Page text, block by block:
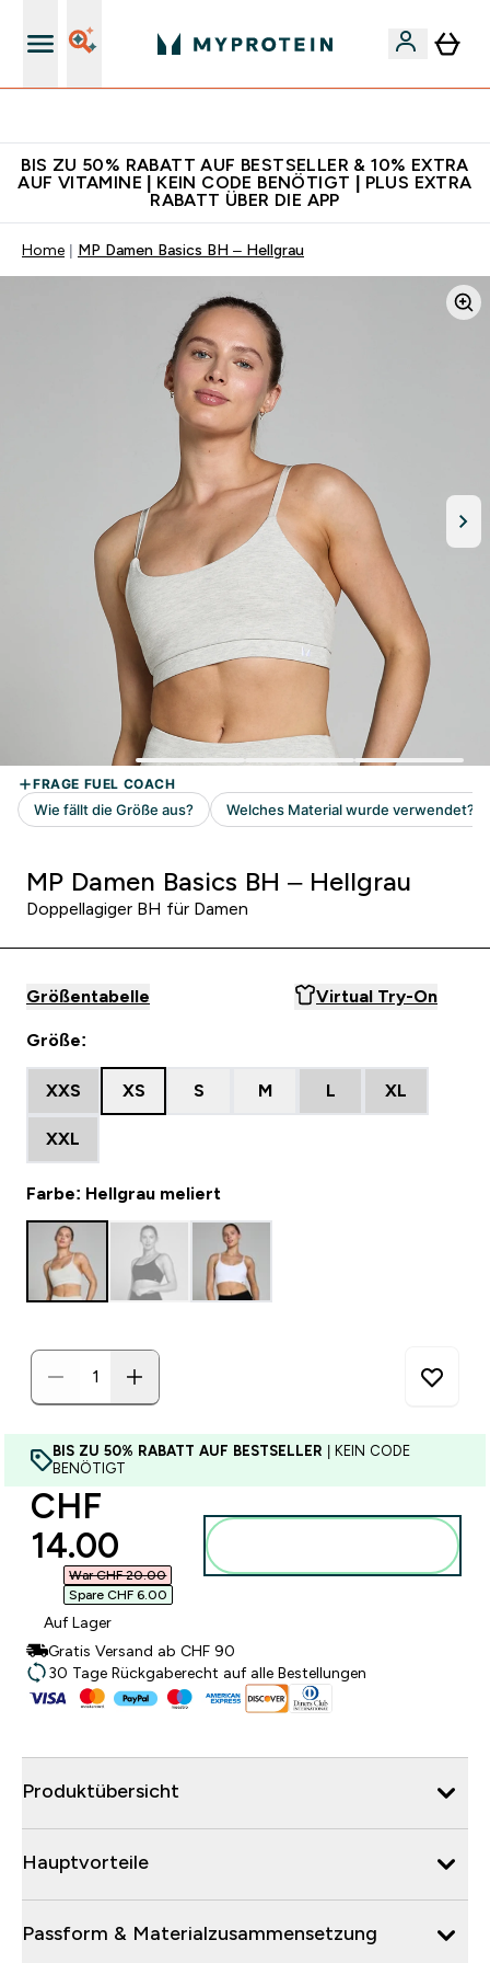
BIS ZU 50% RABATT AUF BESTSELLER & 10% EXTRA
AUF VITAMINE | KEIN CODE BENÖTIGT | PLUS EXTRA
RABATT ÜBER DIE APP
Home MP Damen Basics BH – Hellgrau
MP Damen Basics BH – Hellgrau
Doppellagiger BH für Damen
Größentabelle Virtual Try-On
Größe:
XXS XS S M L XL
XXL
Farbe: Hellgrau meliert
BIS ZU 50% RABATT AUF BESTSELLER | KEIN CODE
BENÖTIGT
discounted price
CHF
14.00‎
War CHF 20.00‎
Spare CHF 6.00‎
Auf Lager
Gratis Versand ab CHF 90
30 Tage Rückgaberecht auf alle Bestellungen
Produktübersicht
Hauptvorteile
Passform & Materialzusammensetzung